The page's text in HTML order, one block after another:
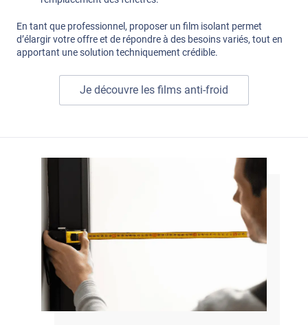
En tant que professionnel, proposer un film isolant permet
d’élargir votre offre et de répondre à des besoins variés, tout en
apportant une solution techniquement crédible.
Je découvre les films anti-froid